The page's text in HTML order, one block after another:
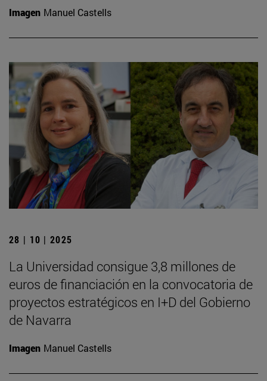
Imagen Manuel Castells
28 | 10 | 2025
La Universidad consigue 3,8 millones de
euros de financiación en la convocatoria de
proyectos estratégicos en I+D del Gobierno
de Navarra
Imagen Manuel Castells